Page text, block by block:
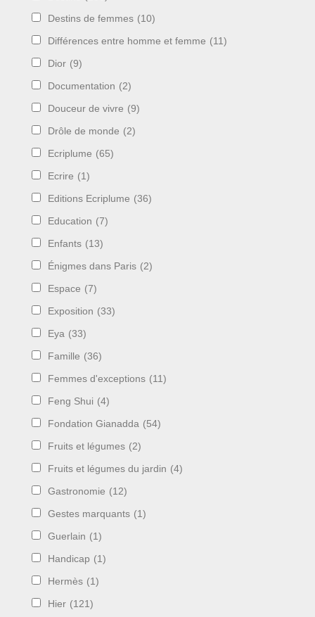
Destins de femmes (10)
Différences entre homme et femme (11)
Dior (9)
Documentation (2)
Douceur de vivre (9)
Drôle de monde (2)
Ecriplume (65)
Ecrire (1)
Editions Ecriplume (36)
Education (7)
Enfants (13)
Énigmes dans Paris (2)
Espace (7)
Exposition (33)
Eya (33)
Famille (36)
Femmes d'exceptions (11)
Feng Shui (4)
Fondation Gianadda (54)
Fruits et légumes (2)
Fruits et légumes du jardin (4)
Gastronomie (12)
Gestes marquants (1)
Guerlain (1)
Handicap (1)
Hermès (1)
Hier (121)